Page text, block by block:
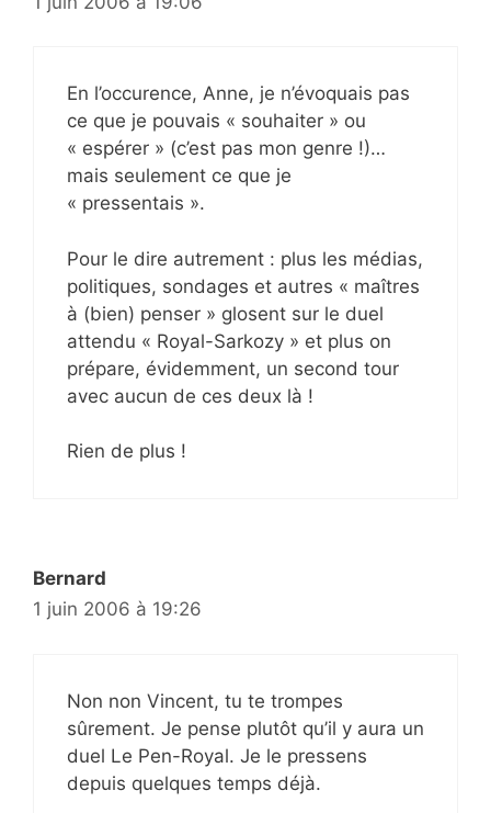
En l’occurence, Anne, je n’évoquais pas
ce que je pouvais « souhaiter » ou
« espérer » (c’est pas mon genre !)…
mais seulement ce que je
« pressentais ».
Pour le dire autrement : plus les médias,
politiques, sondages et autres « maîtres
à (bien) penser » glosent sur le duel
attendu « Royal-Sarkozy » et plus on
prépare, évidemment, un second tour
avec aucun de ces deux là !
Rien de plus !
Bernard
1 juin 2006 à 19:26
Non non Vincent, tu te trompes
sûrement. Je pense plutôt qu’il y aura un
duel Le Pen-Royal. Je le pressens
depuis quelques temps déjà.